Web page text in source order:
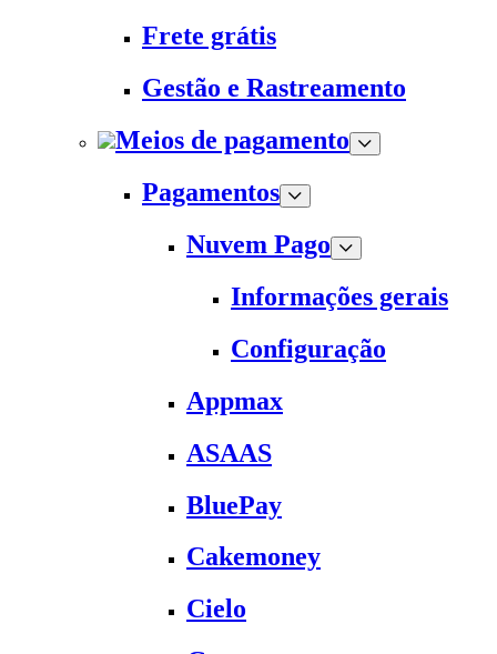
Frete grátis
Gestão e Rastreamento
Meios de pagamento
Pagamentos
Nuvem Pago
Informações gerais
Configuração
Appmax
ASAAS
BluePay
Cakemoney
Cielo